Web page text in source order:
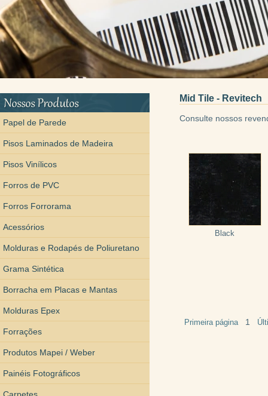
Papel de Parede
Pisos Laminados de Madeira
Pisos Vinílicos
Forros de PVC
Forros Forrorama
Acessórios
Molduras e Rodapés de Poliuretano
Grama Sintética
Borracha em Placas e Mantas
Molduras Epex
Forrações
Produtos Mapei / Weber
Painéis Fotográficos
Mid Tile - Revitech
Consulte nossos
Black
Primeira página 1